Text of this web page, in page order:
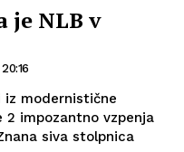
je NLB v
iz modernistične
2 impozantno vzpenja
siva stolpnica